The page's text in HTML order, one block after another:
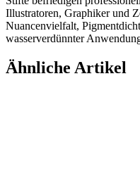
Illustratoren, Graphiker und
Nuancenvielfalt,
wasserverdünnter
Ähnliche Artikel